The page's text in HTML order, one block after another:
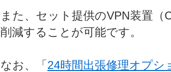
また、セット提供のVPN装置
削減することが可能です。
なお、「 24時間出張修理オプシ